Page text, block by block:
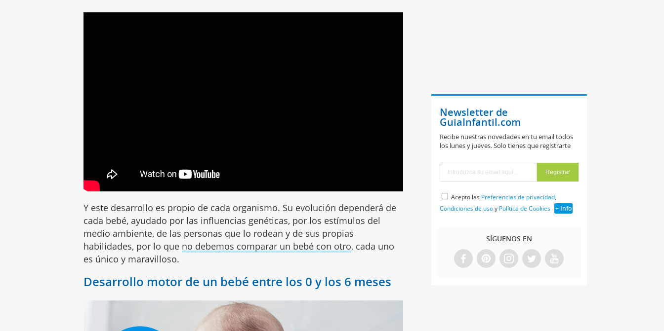
Y este desarrollo es propio de cada organismo. Su evolución dependerá de
cada bebé, ayudado por las influencias genéticas, por los estímulos del
medio ambiente, de las personas que lo rodean y de sus propias
habilidades, por lo que no debemos comparar un bebé con otro, cada uno
es único y maravilloso.
Desarrollo motor de un bebé entre los 0 y los 6 meses
Newsletter de
GuiaInfantil.com
Recibe nuestras novedades en tu email todos
los lunes y jueves. Solo tienes que registrarte
Acepto las Preferencias de privacidad,
Condiciones de usoy Política de Cookies + Info
SÍGUENOS EN